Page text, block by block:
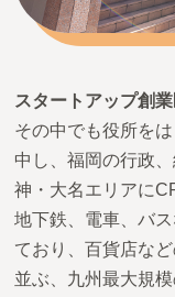
アクセス
お問い合
スタートアップ創
その中でも役所を
中し、福岡の行政
神・大名エリアに
地下鉄、電車、バ
ており、百貨店な
並ぶ、九州最大規